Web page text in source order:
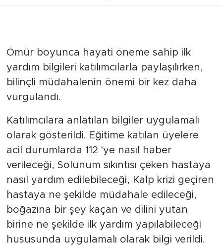
Ömür boyunca hayati öneme sahip ilk
yardım bilgileri katılımcılarla paylaşılırken,
bilinçli müdahalenin önemi bir kez daha
vurgulandı.
Katılımcılara anlatılan bilgiler uygulamalı
olarak gösterildi. Eğitime katılan üyelere
acil durumlarda 112 'ye nasıl haber
verileceği, Solunum sıkıntısı çeken hastaya
nasıl yardım edilebileceği, Kalp krizi geçiren
hastaya ne şekilde müdahale edileceği,
boğazına bir şey kaçan ve dilini yutan
birine ne şekilde ilk yardım yapılabileceği
hususunda uygulamalı olarak bilgi verildi.